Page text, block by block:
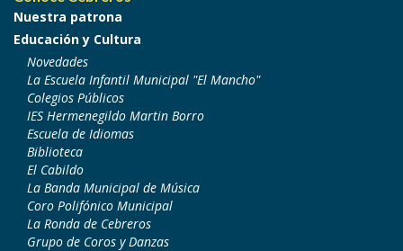
Nuestra patrona
Educación y Cultura
Novedades
La Escuela Infantil Municipal "El Mancho"
Colegios Públicos
IES Hermenegildo Martin Borro
Escuela de Idiomas
Biblioteca
El Cabildo
La Banda Municipal de Música
Coro Polifónico Municipal
La Ronda de Cebreros
Grupo de Coros y Danzas